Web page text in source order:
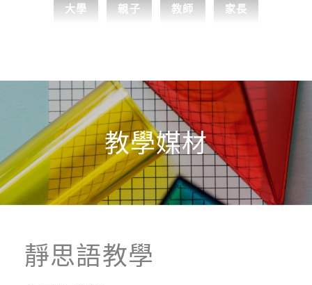
大學 親子 教師 家長
教學媒材
靜思語教學